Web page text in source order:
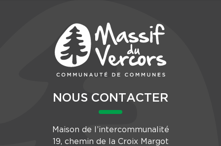
NOUS CONTACTER
Maison de l’intercommunalité
19, chemin de la Croix Margot